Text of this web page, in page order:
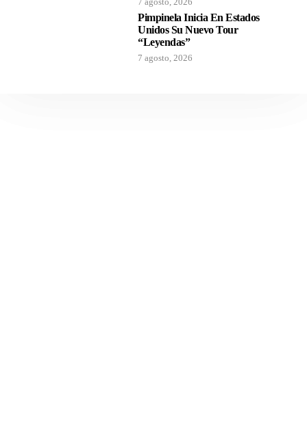
Pimpinela Inicia En Estados
Unidos Su Nuevo Tour
“Leyendas”
7 agosto, 2026